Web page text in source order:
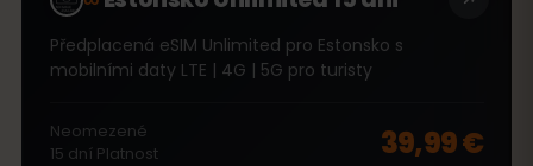
Předplacená eSIM Unlimited pro Estonsko s
mobilními daty LTE | 4G | 5G pro turisty
Neomezené
15 dní Platnost 39,99 €